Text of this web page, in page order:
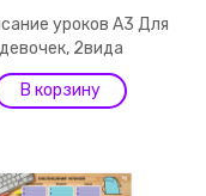
уроков А3 Для
девочек, 2вида